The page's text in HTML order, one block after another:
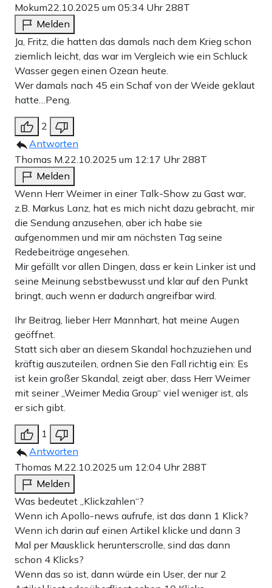
Mokum22.10.2025 um 05:34 Uhr 288T
Melden
Ja, Fritz, die hatten das damals nach dem Krieg schon
ziemlich leicht, das war im Vergleich wie ein Schluck
Wasser gegen einen Ozean heute.
Wer damals nach 45 ein Schaf von der Weide geklaut
hatte…Peng.
2
Antworten
Thomas M. 22.10.2025 um 12:17 Uhr 288T
Melden
Wenn Herr Weimer in einer Talk-Show zu Gast war,
z.B. Markus Lanz, hat es mich nicht dazu gebracht, mir
die Sendung anzusehen, aber ich habe sie
aufgenommen und mir am nächsten Tag seine
Redebeiträge angesehen.
Mir gefällt vor allen Dingen, dass er kein Linker ist und
seine Meinung sebstbewusst und klar auf den Punkt
bringt, auch wenn er dadurch angreifbar wird.
Ihr Beitrag, lieber Herr Mannhart, hat meine Augen
geöffnet.
Statt sich aber an diesem Skandal hochzuziehen und
kräftig auszuteilen, ordnen Sie den Fall richtig ein: Es
ist kein großer Skandal, zeigt aber, dass Herr Weimer
mit seiner „Weimer Media Group“ viel weniger ist, als
er sich gibt.
1
Antworten
Thomas M. 22.10.2025 um 12:04 Uhr 288T
Melden
Was bedeutet „Klickzahlen“?
Wenn ich Apollo-news aufrufe, ist das dann 1 Klick?
Wenn ich darin auf einen Artikel klicke und dann 3
Mal per Mausklick herunterscrolle, sind das dann
schon 4 Klicks?
Wenn das so ist, dann würde ein User, der nur 2